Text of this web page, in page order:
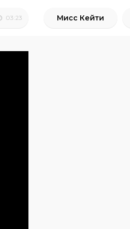
03:23 Мисс Кейти